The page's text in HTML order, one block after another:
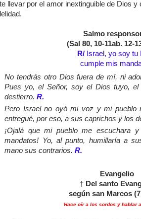
llevar por el amor inextinguible de Dios
Salmo
(Sal 80, 10-11ab. 12-
R/ Israel, yo soy tu
cumple mis
No tendrás otro Dios fuera de mí, ni
Pues yo, el Señor, soy el Dios tuyo,
destierro.R.
Pero Israel no oyó mi voz y mi pueblo
entregué, por eso, a sus caprichos y los
¡Ojalá que mi pueblo me escuchara
mandatos! Yo, al punto, humillaría a
mano sus contrarios.R.
Evangelio
† Del santo
según san Marcos
Hace oír a los sordos y hablar